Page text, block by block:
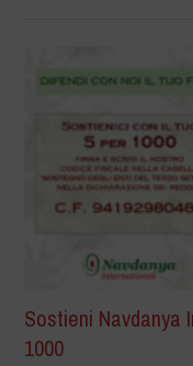
Sostieni Navdanya
1000